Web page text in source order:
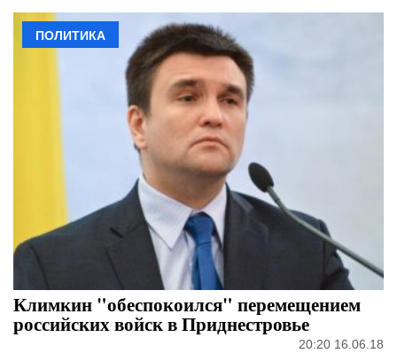
ПОЛИТИКА
Климкин "обеспокоился" перемещением
российских войск в Приднестровье
20:20 16.06.18